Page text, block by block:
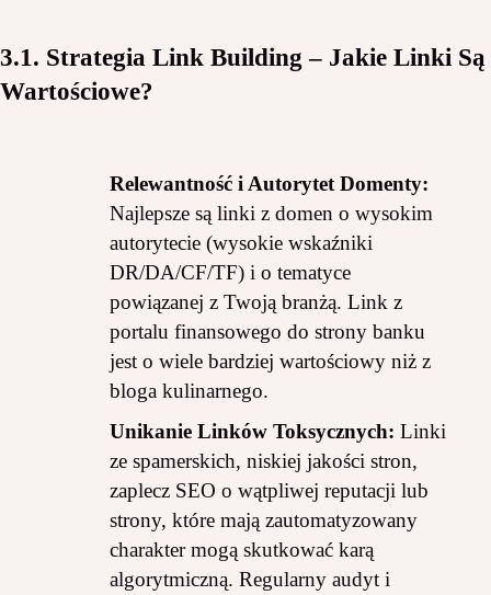
3.1. Strategia Link Building – Jakie Linki Są
Wartościowe?
Relewantność i Autorytet Domenty:
Najlepsze są linki z domen o wysokim
autorytecie (wysokie wskaźniki
DR/DA/CF/TF) i o tematyce
powiązanej z Twoją branżą. Link z
portalu finansowego do strony banku
jest o wiele bardziej wartościowy niż z
bloga kulinarnego.
Unikanie Linków Toksycznych: Linki
ze spamerskich, niskiej jakości stron,
zaplecz SEO o wątpliwej reputacji lub
strony, które mają zautomatyzowany
charakter mogą skutkować karą
algorytmiczną. Regularny audyt i